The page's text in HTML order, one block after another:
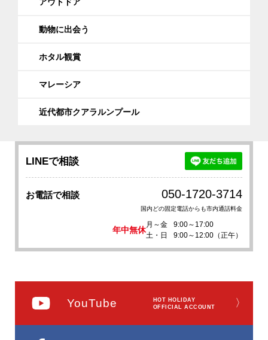
アウトドア
動物に出会う
ホタル観賞
マレーシア
近代都市クアラルンプール
LINEで相談
お電話で相談 050-1720-3714
国内どの固定電話からも市内通話料金
年中無休
月～金
9:00～17:00
土・日
9:00～12:00（正午）
YouTube
HOT HOLIDAY
OFFICIAL ACCOUNT
〉